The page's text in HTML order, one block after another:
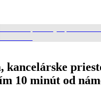
kancelárske
10 minút od